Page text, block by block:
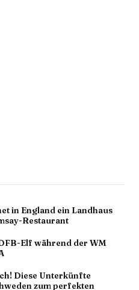
in England ein Landhaus
Restaurant
Elf während der WM
Diese Unterkünfte
zum perfekten